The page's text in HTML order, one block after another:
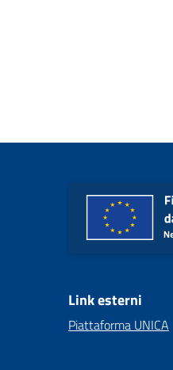
Link esterni
Piattaforma UNICA